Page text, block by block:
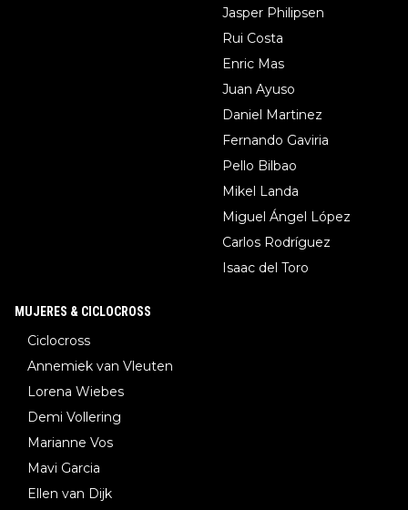
Jasper Philipsen
Rui Costa
Enric Mas
Juan Ayuso
Daniel Martinez
Fernando Gaviria
Pello Bilbao
Mikel Landa
Miguel Ángel López
Carlos Rodríguez
Isaac del Toro
MUJERES & CICLOCROSS
Ciclocross
Annemiek van Vleuten
Lorena Wiebes
Demi Vollering
Marianne Vos
Mavi Garcia
Ellen van Dijk